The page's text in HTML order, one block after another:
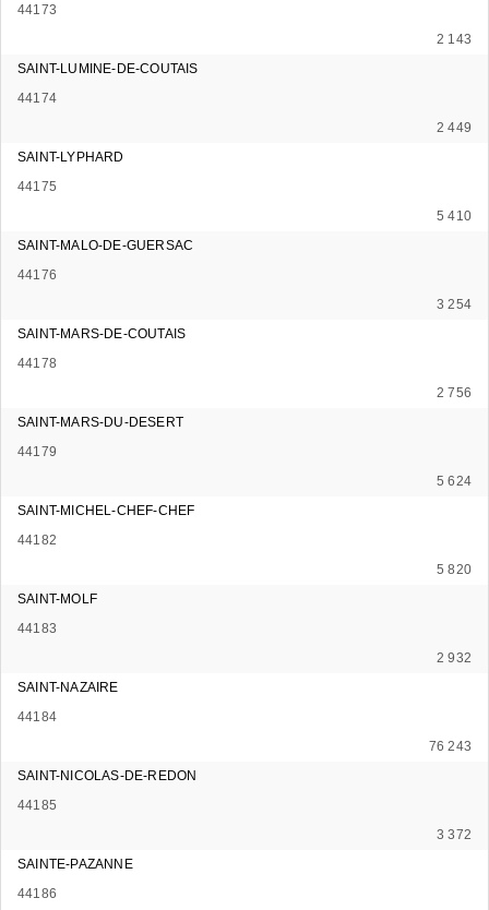
44173
2 143
SAINT-LUMINE-DE-COUTAIS
44174
2 449
SAINT-LYPHARD
44175
5 410
SAINT-MALO-DE-GUERSAC
44176
3 254
SAINT-MARS-DE-COUTAIS
44178
2 756
SAINT-MARS-DU-DESERT
44179
5 624
SAINT-MICHEL-CHEF-CHEF
44182
5 820
SAINT-MOLF
44183
2 932
SAINT-NAZAIRE
44184
76 243
SAINT-NICOLAS-DE-REDON
44185
3 372
SAINTE-PAZANNE
44186